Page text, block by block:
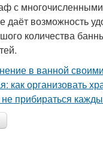
с
даёт возможность
количества